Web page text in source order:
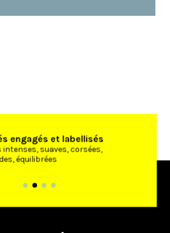
engagés et labellisés
intenses, suaves, corsées,
équilibrées